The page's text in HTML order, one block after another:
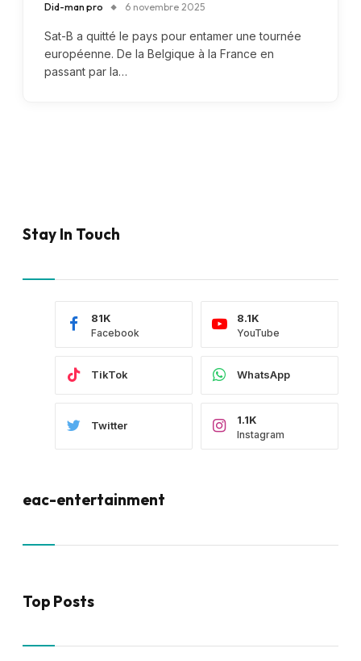
Did-man pro 6 novembre 2025
Sat-B a quitté le pays pour entamer une tournée
européenne. De la Belgique à la France en
passant par la…
Stay In Touch
Facebook
81K
YouTube
8.1K
TikTok WhatsApp
Twitter
Instagram
1.1K
eac-entertainment
Top Posts